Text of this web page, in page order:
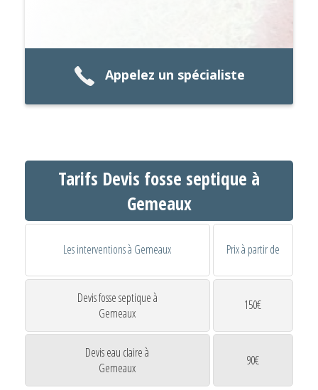
Appelez un spécialiste
Tarifs Devis fosse septique à
Gemeaux
Les interventions à Gemeaux Prix à partir de
Devis fosse septique à
Gemeaux
150€
Devis eau claire à
Gemeaux
90€